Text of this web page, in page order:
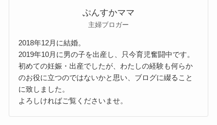
ぷんすかママ
主婦ブロガー
2018年12月に結婚。
2019年10月に男の子を出産し、只今育児奮闘中です。
初めての妊娠・出産でしたが、わたしの経験も何らか
のお役に立つのではないかと思い、ブログに綴ること
に致しました。
よろしければご覧くださいませ。